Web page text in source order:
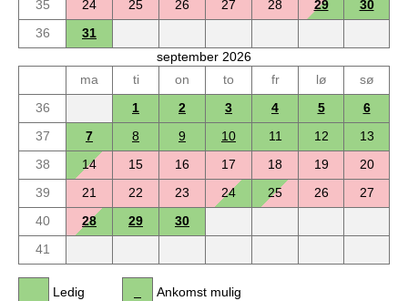
35
24 25 26 27 28 29
30
36
31
september 2026
ma
ti on to fr lø
sø
36
1 2 3 4 5
6
37
7 8 9 10 11 12
13
38
14 15 16 17 18 19
20
39
21 22 23 24 25 26
27
40
28 29
30
41
Ledig Ankomst mulig